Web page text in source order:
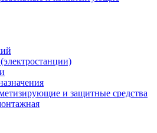
и защитные средства